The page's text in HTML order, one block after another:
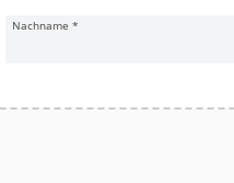
Nachname *